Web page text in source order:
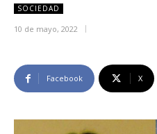
SOCIEDAD
10 de mayo, 2022
Facebook X